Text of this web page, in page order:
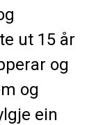
ut 15 år
og
og
ein